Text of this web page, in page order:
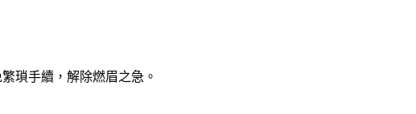
瑣手續，解除燃眉之急。